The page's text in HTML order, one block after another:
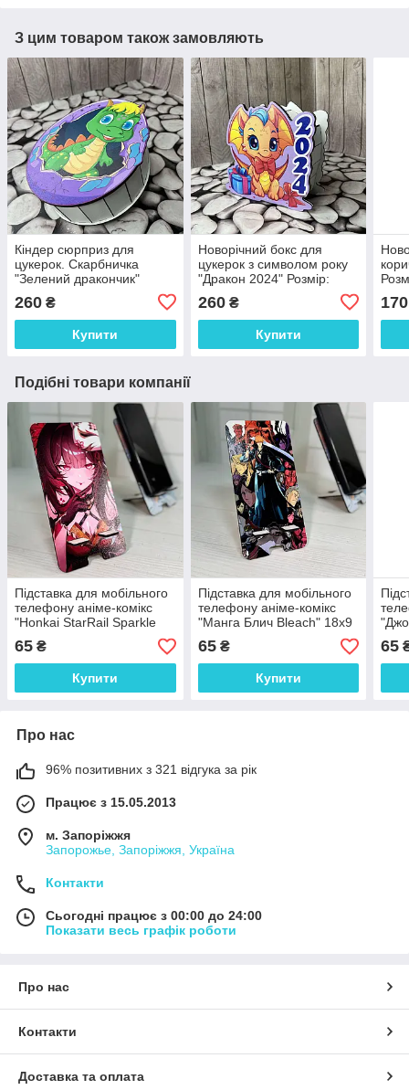
З цим товаром також замовляють
Кіндер сюрприз для
цукерок. Скарбничка
"Зелений дракончик"
260 ₴
Купити
Новорічний бокс для
цукерок з символом року
"Дракон 2024" Розмір:
260₴
Купити
170
Подібні товари компанії
Підставка для мобільного
телефону аніме-комікс
"Honkai StarRail Sparkle
Іскорка" 18х9 см
65 ₴
Купити
Підставка для мобільного
телефону аніме-комікс
"Манга Блич Bleach" 18х9
см
65₴
Купити
65
Про нас
96% позитивних з 321 відгука за рік
Працює з 15.05.2013
м. Запоріжжя
Запорожье, Запоріжжя, Україна
Контакти
Сьогодні працює з 00:00 до 24:00
Показати весь графік роботи
Про нас
Контакти
Доставка та оплата